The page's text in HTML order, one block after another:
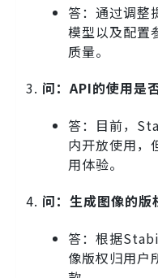
答：通过调整
模型以及配置
质量。
问：API的使用是
答：目前，
内开放使用，
用体验。
问：生成图像的版
答：根据
像版权归用户